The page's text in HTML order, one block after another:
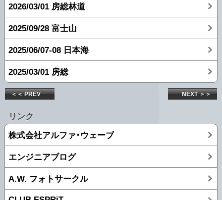
2026/03/01 房総林道
2025/09/28 富士山
2025/06/07-08 日本海
2025/03/01 房総
＜＜ PREV NEXT ＞＞
リンク
株式会社アルファ･ウェーブ
エンジニアブログ
A.W. フォトサークル